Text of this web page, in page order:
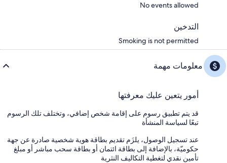
No events allowed
التدخين
Smoking is not permitted
معلومات مهمة
أمور يتعين عليك معرفتها
قد يتم تطبيق رسوم على إقامة شخص إضافي، وتختلف تلك الرسوم
تبعًا لسياسة المنشأة
عند تسجيل الوصول، يلزَم تقديم بطاقة هوية شخصية صادرة عن جهة
حكوميّة، بالإضافة إلى بطاقة ائتمان أو بطاقة سحب مباشر أو مبلغ
تأمين نقدي لتغطية التكاليف النثرية